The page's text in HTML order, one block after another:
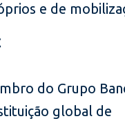
e de
do Grupo
global de